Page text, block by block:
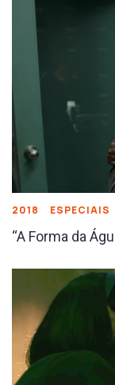
2018 ESPECIAIS
“A Forma da